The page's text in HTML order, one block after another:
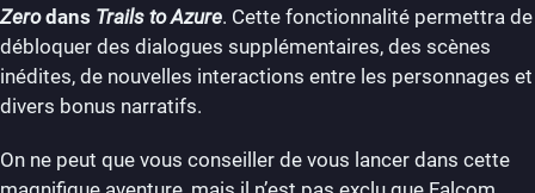
Zerodans Trails to Azure. Cette fonctionnalité permettra de
débloquer des dialogues supplémentaires, des scènes
inédites, de nouvelles interactions entre les personnages et
divers bonus narratifs.
On ne peut que vous conseiller de vous lancer dans cette